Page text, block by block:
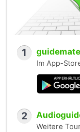
1
Im App-
2
Weitere